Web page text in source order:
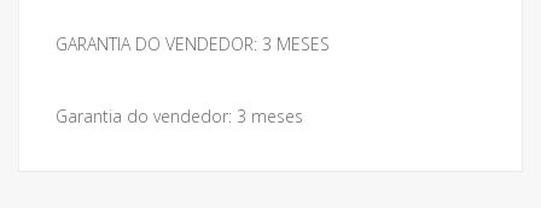
GARANTIA DO VENDEDOR: 3 MESES
Garantia do vendedor: 3 meses